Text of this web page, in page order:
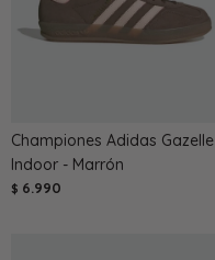
Championes Adidas Gazelle
Indoor - Marrón
$ 6.990